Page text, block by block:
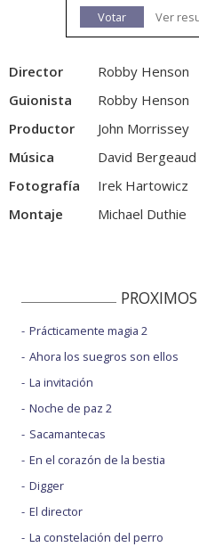
Votar
Ver
Director
Robby Henson
Guionista
Robby Henson
Productor
John Morrissey
Música
David Bergeaud
Fotografía
Irek Hartowicz
Montaje
Michael Duthie
Prácticamente magia 2
Ahora los suegros son ellos
La invitación
Noche de paz 2
Sacamantecas
En el corazón de la bestia
Digger
El director
La constelación del perro